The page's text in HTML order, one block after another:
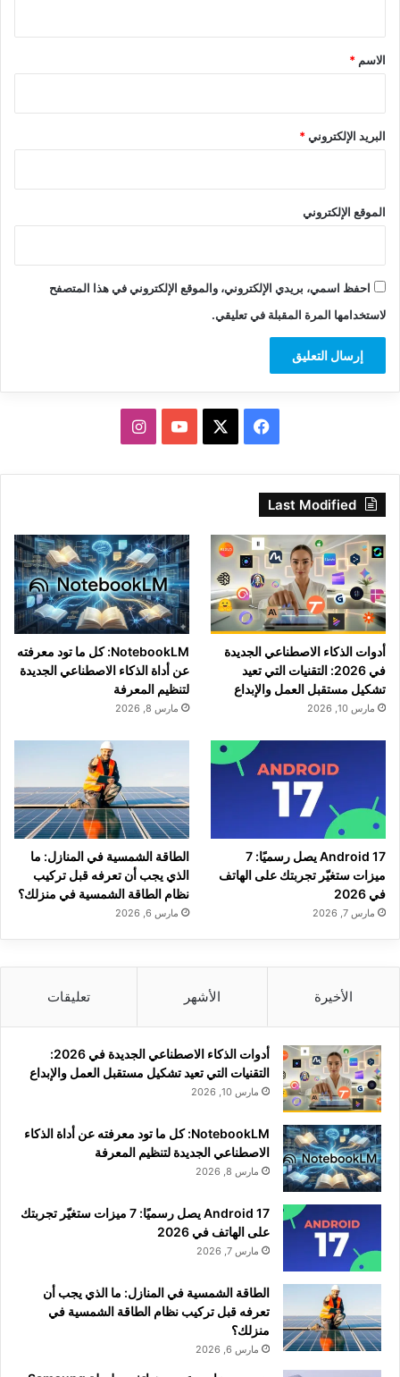
*
الاسم *
البريد الإلكتروني*
الموقع الإلكتروني
احفظ اسمي، بريدي الإلكتروني، والموقع الإلكتروني في هذا المتصفح
لاستخدامها المرة المقبلة في تعليقي.
فيسبوك ‫YouTubeانستقرام
Last Modified
أدوات الذكاء الاصطناعي الجديدة
في 2026: التقنيات التي تعيد
تشكيل مستقبل العمل والإبداع
مارس 10, 2026
NotebookLM: كل ما تود معرفته
عن أداة الذكاء الاصطناعي الجديدة
لتنظيم المعرفة
مارس 8, 2026
Android 17 يصل رسميًا: 7
ميزات ستغيّر تجربتك على الهاتف
في 2026
مارس 7, 2026
الطاقة الشمسية في المنازل: ما
الذي يجب أن تعرفه قبل تركيب
نظام الطاقة الشمسية في منزلك؟
مارس 6, 2026
الأخيرة الأشهر تعليقات
أدوات الذكاء الاصطناعي الجديدة في 2026:
التقنيات التي تعيد تشكيل مستقبل العمل والإبداع
مارس 10, 2026
NotebookLM: كل ما تود معرفته عن أداة الذكاء
الاصطناعي الجديدة لتنظيم المعرفة
مارس 8, 2026
Android 17 يصل رسميًا: 7 ميزات ستغيّر تجربتك
على الهاتف في 2026
مارس 7, 2026
الطاقة الشمسية في المنازل: ما الذي يجب أن
تعرفه قبل تركيب نظام الطاقة الشمسية في
منزلك؟
مارس 6, 2026